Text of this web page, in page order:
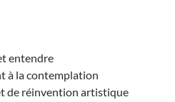
entendre
à la contemplation
de réinvention artistique